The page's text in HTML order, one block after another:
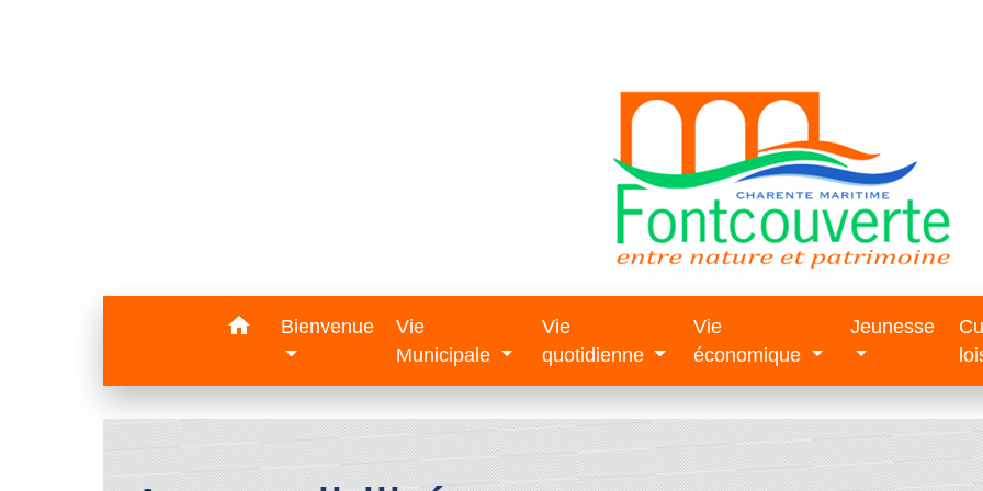
home Bienvenue
Vie
Municipale
Vie
quotidienne
Vie
économique
Jeunesse